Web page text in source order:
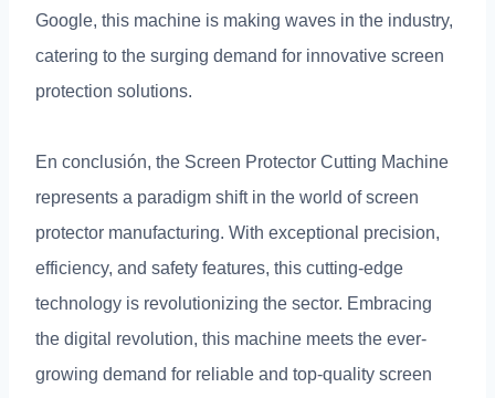
Google, this machine is making waves in the industry,
catering to the surging demand for innovative screen
protection solutions.
En conclusión, the Screen Protector Cutting Machine
represents a paradigm shift in the world of screen
protector manufacturing. With exceptional precision,
efficiency, and safety features, this cutting-edge
technology is revolutionizing the sector. Embracing
the digital revolution, this machine meets the ever-
growing demand for reliable and top-quality screen